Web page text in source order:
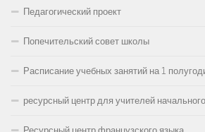
Педагогический проект
Попечительский совет школы
Расписание учебных занятий на 1
ресурсный центр для учителей